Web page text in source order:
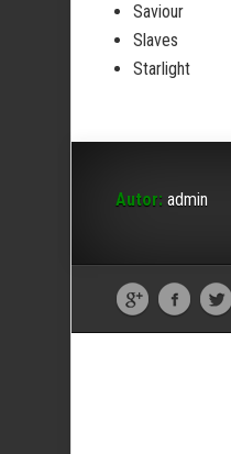
Saviour
Slaves
Starlight
Autor: admin